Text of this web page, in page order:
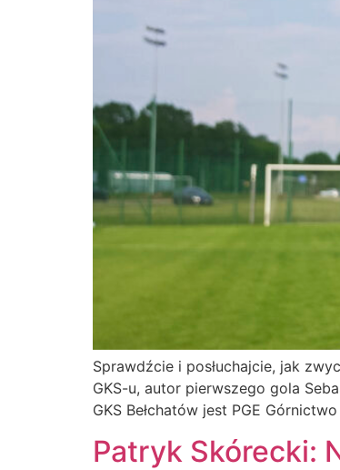
Sprawdźcie i posłuchajcie, jak
GKS-u, autor pierwszego gola
GKS Bełchatów jest PGE Górnictwo i
Patryk Skórecki: